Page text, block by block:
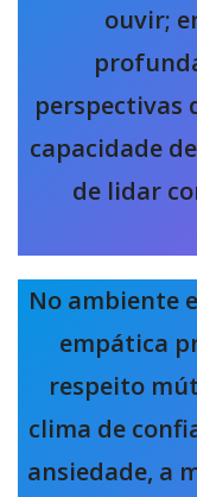
ouvir;
perspectivas
capacidade
de lidar
No ambiente
empática
respeito
clima de
ansiedade, a